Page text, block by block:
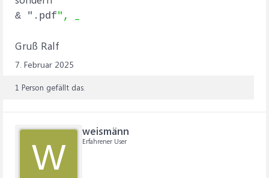
& ".pdf",
Gruß Ralf
7. Februar 2025
1 Person gefällt das.
W
weismänn
Erfahrener User